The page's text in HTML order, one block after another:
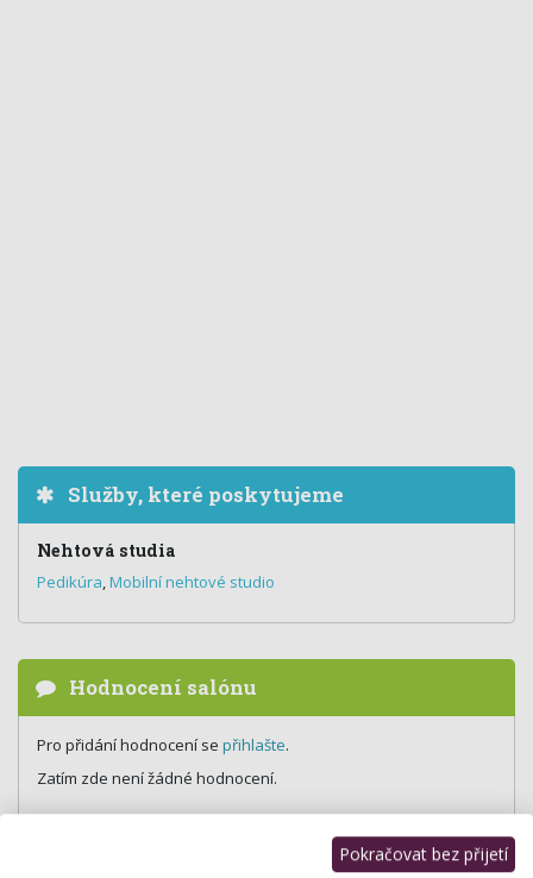
Služby, které poskytujeme
Nehtová studia
Pedikúra,Mobilní nehtové studio
Hodnocení salónu
Pro přidání hodnocení se přihlašte.
Zatím zde není žádné hodnocení.
Pokračovat bez přijetí